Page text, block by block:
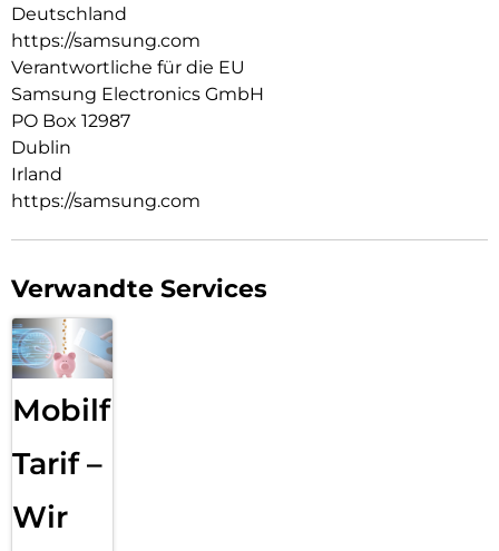
Deutschland
https://samsung.com
Verantwortliche für die EU
Samsung Electronics GmbH
PO Box 12987
Dublin
Irland
https://samsung.com
Verwandte Services
Mobilfunk
Tarif –
Wir